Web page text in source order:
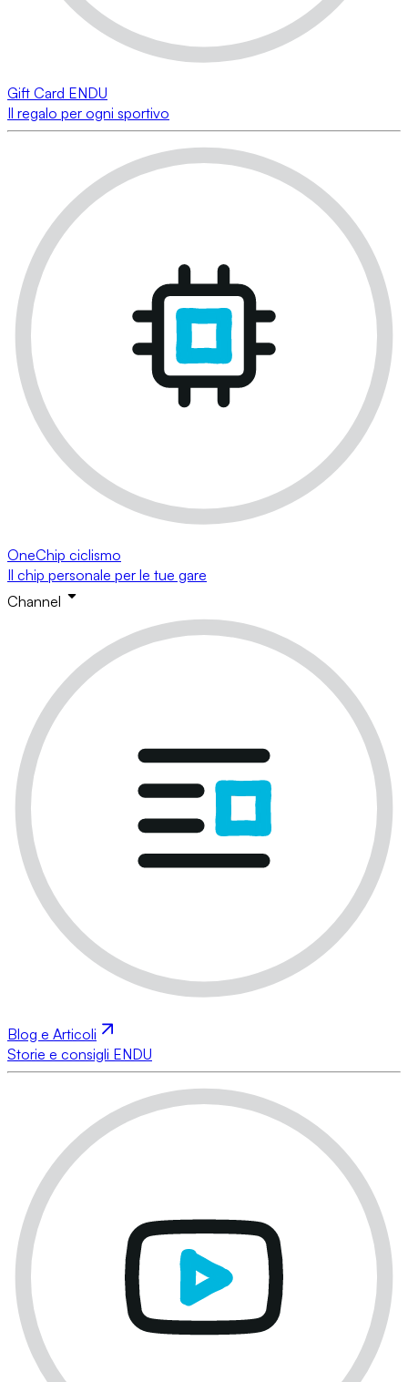
Gift Card ENDU
Il regalo per ogni sportivo
OneChip ciclismo
Il chip personale per le tue gare
Channel
Blog e Articoli
Storie e consigli ENDU